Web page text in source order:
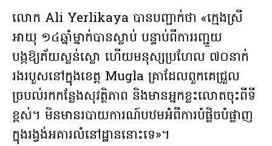
លោក Ali Yerlikaya បានបញ្ជាក់ថា «ក្មេងស្រី
អាយុ ១៤ឆ្នាំម្នាក់បានស្លាប់ បន្ទាប់ពីការរញ្ជួយ
បង្កឱ្យភ័យស្លន់ស្លោ ហើយមនុស្សប្រហែល ៧០នាក់
រងរបួសនៅក្នុងខេត្ត Mugla គ្រាដែលពួកគេជ្រួល
ច្របល់រកកន្លែងសុវត្ថិភាព និងមានអ្នកខ្លះលោតចុះពីទី
ខ្ពស់។ មិនមានរបាយការណ៍បឋមអំពីការបំផ្លិចបំផ្លាញ​
ក្នុងរង្វង់អគារលំនៅដ្ឋាន​នោះ​ទេ»។